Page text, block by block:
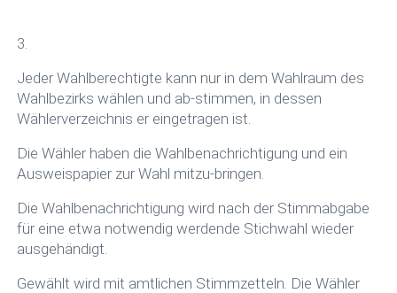
3.
Jeder Wahlberechtigte kann nur in dem Wahlraum des
Wahlbezirks wählen und ab-stimmen, in dessen
Wählerverzeichnis er eingetragen ist.
Die Wähler haben die Wahlbenachrichtigung und ein
Ausweispapier zur Wahl mitzu-bringen.
Die Wahlbenachrichtigung wird nach der Stimmabgabe
für eine etwa notwendig werdende Stichwahl wieder
ausgehändigt.
Gewählt wird mit amtlichen Stimmzetteln. Die Wähler